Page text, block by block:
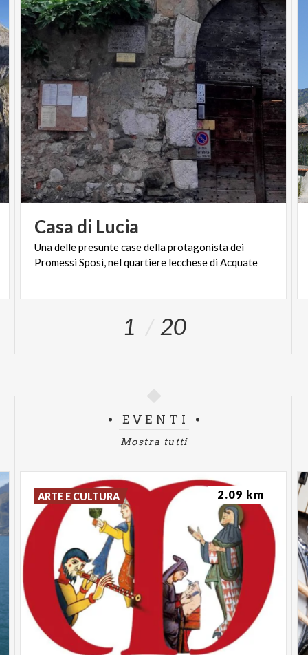
Casa di Lucia
Unadellepresuntecasedellaprotagonistadei
PromessiSposi,nelquartiere lecchesediAcquate
1 20
EVENTI
Mostra tutti
ARTE E CULTURA 2.09 km